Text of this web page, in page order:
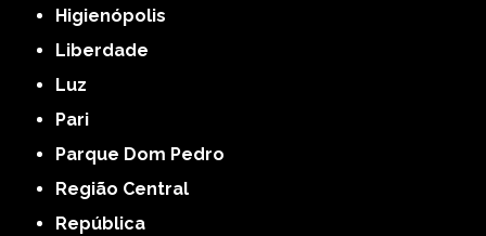
Higienópolis
Liberdade
Luz
Pari
Parque Dom Pedro
Região Central
República